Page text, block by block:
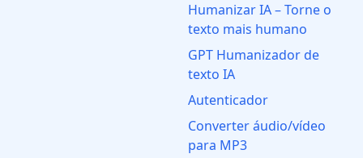
Humanizar IA – Torne o
texto mais humano
GPT Humanizador de
texto IA
Autenticador
Converter áudio/vídeo
para MP3